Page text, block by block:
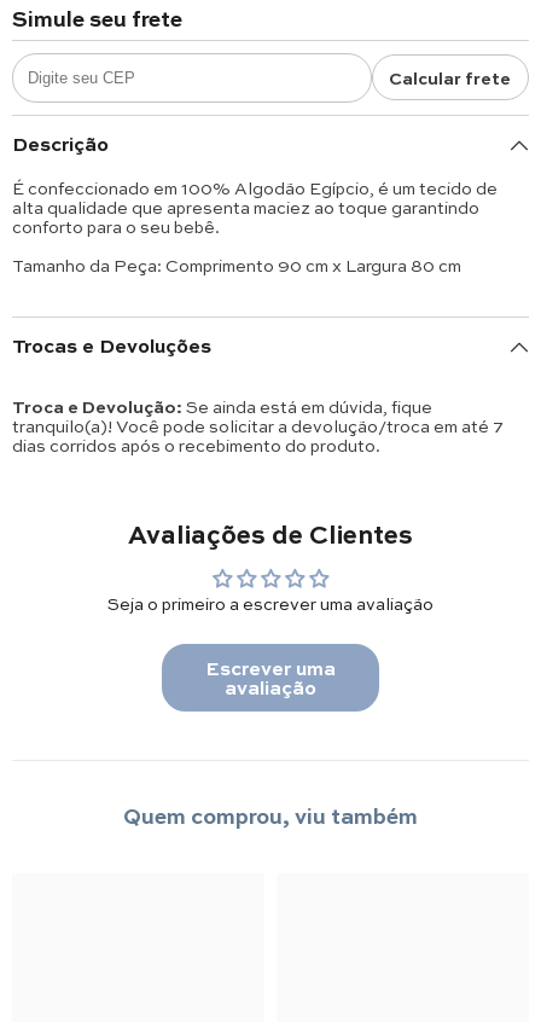
Simule seu frete
Calcular frete
Descrição
É confeccionado em 100% Algodão Egípcio, é um tecido de
alta qualidade que apresenta maciez ao toque garantindo
conforto para o seu bebê.
Tamanho da Peça: Comprimento 90 cm x Largura 80 cm
Trocas e Devoluções
Troca e Devolução: Se ainda está em dúvida, fique
tranquilo(a)! Você pode solicitar a devolução/troca em até 7
dias corridos após o recebimento do produto.
Avaliações de Clientes
Seja o primeiro a escrever uma avaliação
Escrever uma
avaliação
Quem comprou, viu também